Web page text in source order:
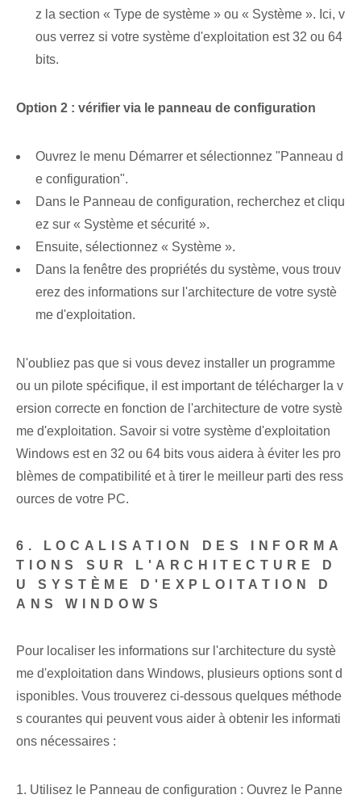
z la section « Type de système » ou « Système ». Ici, v
ous verrez si votre système d'exploitation est 32 ou 64
bits.
Option 2 : vérifier via le panneau de configuration
Ouvrez le menu Démarrer et sélectionnez "Panneau d
e configuration".
Dans le Panneau de configuration, recherchez et cliqu
ez sur « Système et sécurité ».
Ensuite, sélectionnez « Système ».
Dans la fenêtre des propriétés du système, vous trouv
erez des informations sur l'architecture de votre systè
me d'exploitation.
N'oubliez pas que si vous devez installer un programme
ou un pilote spécifique, il est important de télécharger la v
ersion correcte en fonction de l'architecture de votre systè
me d'exploitation. Savoir si votre système d'exploitation
Windows est en 32 ou 64 bits vous aidera à éviter les pro
blèmes de compatibilité et à tirer le meilleur parti des ress
ources de votre PC.
6. LOCALISATION DES INFORMA
TIONS SUR L'ARCHITECTURE D
U SYSTÈME D'EXPLOITATION D
ANS WINDOWS
Pour localiser les informations sur l'architecture du systè
me d'exploitation dans Windows, plusieurs options sont d
isponibles. Vous trouverez ci-dessous quelques méthode
s courantes qui peuvent vous aider à obtenir les informati
ons nécessaires :
1. Utilisez le Panneau de configuration : Ouvrez le Panne